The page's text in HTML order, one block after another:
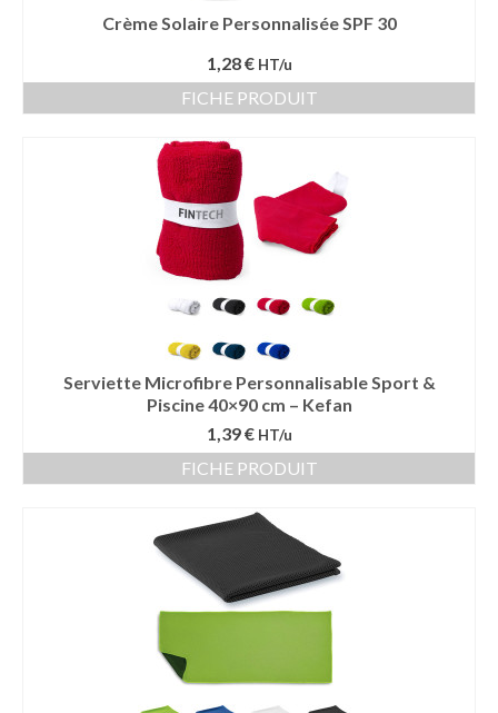
Crème Solaire Personnalisée SPF 30
1,28 € HT/u
FICHE PRODUIT
Serviette Microfibre Personnalisable Sport &
Piscine 40×90 cm – Kefan
1,39 € HT/u
FICHE PRODUIT